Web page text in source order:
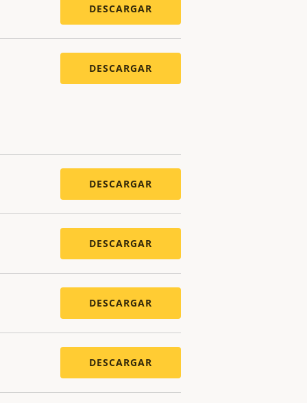
DESCARGAR
DESCARGAR
DESCARGAR
DESCARGAR
DESCARGAR
DESCARGAR